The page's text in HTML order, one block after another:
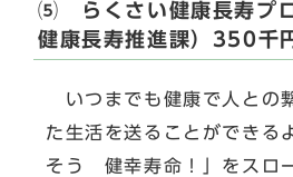
⑸ らくさい健康長寿プ
健康長寿推進課）350千
いつまでも健康で人との
た生活を送ることができ
そう 健幸寿命！」をスロ